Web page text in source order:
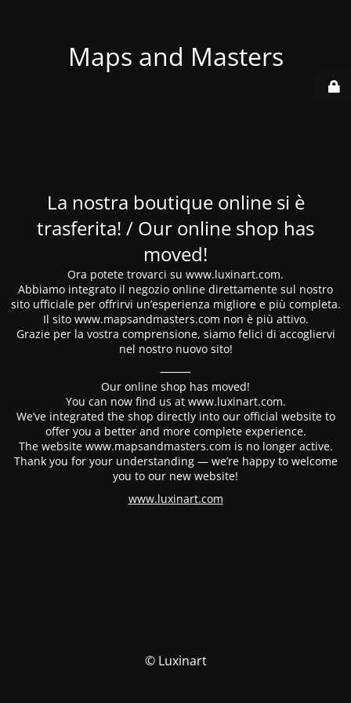
Maps and Masters
La nostra boutique online si è
trasferita! / Our online shop has
moved!
Ora potete trovarci su www.luxinart.com.
Abbiamo integrato il negozio online direttamente sul nostro
sito ufficiale per offrirvi un’esperienza migliore e più completa.
Il sito www.mapsandmasters.com non è più attivo.
Grazie per la vostra comprensione, siamo felici di accogliervi
nel nostro nuovo sito!
⸻
Our online shop has moved!
You can now find us at www.luxinart.com.
We’ve integrated the shop directly into our official website to
offer you a better and more complete experience.
The website www.mapsandmasters.com is no longer active.
Thank you for your understanding — we’re happy to welcome
you to our new website!
www.luxinart.com
© Luxinart